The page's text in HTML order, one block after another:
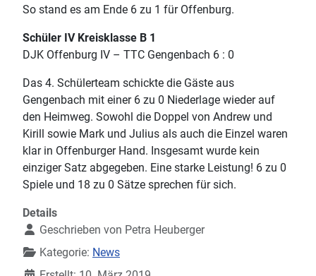
So stand es am Ende 6 zu 1 für Offenburg.
Schüler IV Kreisklasse B 1
DJK Offenburg IV – TTC Gengenbach 6 : 0
Das 4. Schülerteam schickte die Gäste aus
Gengenbach mit einer 6 zu 0 Niederlage wieder auf
den Heimweg. Sowohl die Doppel von Andrew und
Kirill sowie Mark und Julius als auch die Einzel waren
klar in Offenburger Hand. Insgesamt wurde kein
einziger Satz abgegeben. Eine starke Leistung! 6 zu 0
Spiele und 18 zu 0 Sätze sprechen für sich.
Details
Geschrieben von Petra Heuberger
Kategorie: News